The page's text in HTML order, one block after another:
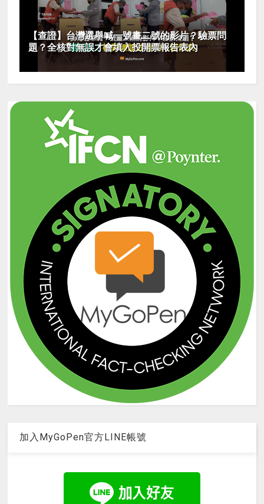
【查證】台灣選舉喊一號畫二號的影片？驗票問
題？全核對無誤才會填入投開票報告表內
加入MyGoPen官方LINE帳號